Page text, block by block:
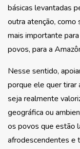
básicas levantadas
outra atenção, como
mais importante
povos, para a
Nesse sentido,
porque ele quer tirar
seja realmente
geográfica ou
os povos que estão
afrodescendentes e